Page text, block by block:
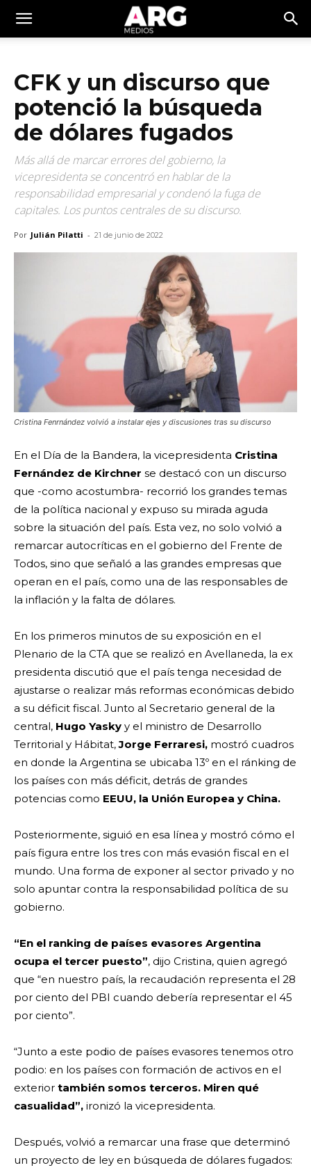
CFK y un discurso que
potenció la búsqueda
de dólares fugados
Más allá de marcar errores del gobierno, la
vicepresidenta se concentró en hablar de la
responsabilidad empresarial y condenó la fuga de
capitales. Los puntos centrales de su discurso.
Por Julián Pilatti - 21 de junio de 2022
Cristina Fenrnández volvió a instalar ejes y discusiones tras su discurso
En el Día de la Bandera, la vicepresidenta Cristina
Fernández de Kirchner se destacó con un discurso
que -como acostumbra- recorrió los grandes temas
de la política nacional y expuso su mirada aguda
sobre la situación del país. Esta vez, no solo volvió a
remarcar autocríticas en el gobierno del Frente de
Todos, sino que señaló a las grandes empresas que
operan en el país, como una de las responsables de
la inflación y la falta de dólares.
En los primeros minutos de su exposición en el
Plenario de la CTA que se realizó en Avellaneda, la ex
presidenta discutió que el país tenga necesidad de
ajustarse o realizar más reformas económicas debido
a su déficit fiscal. Junto al Secretario general de la
central, Hugo Yasky y el ministro de Desarrollo
Territorial y Hábitat,Jorge Ferraresi, mostró cuadros
en donde la Argentina se ubicaba 13º en el ránking de
los países con más déficit, detrás de grandes
potencias como EEUU, la Unión Europea y China.
Posteriormente, siguió en esa línea y mostró cómo el
país figura entre los tres con más evasión fiscal en el
mundo. Una forma de exponer al sector privado y no
solo apuntar contra la responsabilidad política de su
gobierno.
“En el ranking de países evasores Argentina
ocupa el tercer puesto”, dijo Cristina, quien agregó
que “en nuestro país, la recaudación representa el 28
por ciento del PBI cuando debería representar el 45
por ciento”.
“Junto a este podio de países evasores tenemos otro
podio: en los países con formación de activos en el
exterior también somos terceros. Miren qué
casualidad”, ironizó la vicepresidenta.
Después, volvió a remarcar una frase que determinó
un proyecto de ley en búsqueda de dólares fugados: